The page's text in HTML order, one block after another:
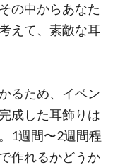
の中からあなた
えて、素敵な耳
るため、イベン
成した耳飾りは
1週間〜2週間程
作れるかどうか